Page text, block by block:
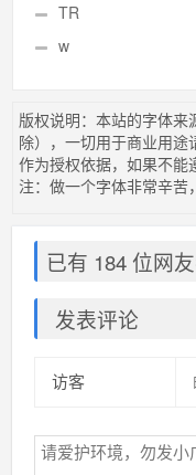
TR
w
版权说明：本站的字体
除），一切用于商业用
作为授权依据，如果不能
注：做一个字体非常辛苦
已有 184 位网
发表评论